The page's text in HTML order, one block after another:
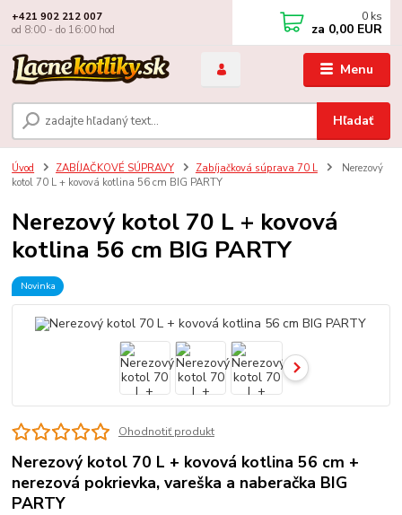
Menu
Hľadať
+421 902 212 007
od 8:00 - do 16:00 hod
0 ks
za 0,00 EUR
Úvod ZABÍJAČKOVÉ SÚPRAVY Zabíjačková súprava 70 L
Nerezový
kotol 70 L + kovová kotlina 56 cm BIG PARTY
Nerezový kotol 70 L + kovová
kotlina 56 cm BIG PARTY
Novinka
Ohodnotiť produkt
Nerezový kotol 70 L + kovová kotlina 56 cm +
nerezová pokrievka, vareška a naberačka BIG
PARTY